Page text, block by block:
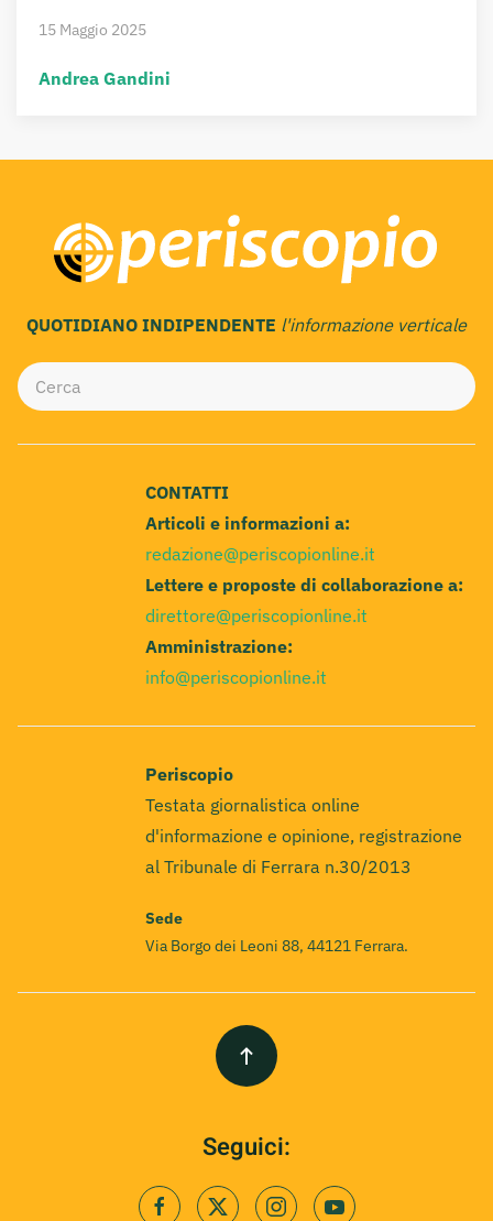
15 Maggio 2025
Andrea Gandini
QUOTIDIANO INDIPENDENTE l'informazione verticale
CONTATTI
Articoli e informazioni a:
redazione@periscopionline.it
Lettere e proposte di collaborazione a:
direttore@periscopionline.it
Amministrazione:
info@periscopionline.it
Periscopio
Testata giornalistica online
d'informazione e opinione, registrazione
al Tribunale di Ferrara n.30/2013
Sede
Via Borgo dei Leoni 88, 44121 Ferrara.
Seguici: